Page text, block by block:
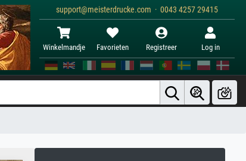
support@meisterdrucke.com · 0043 4257 29415
Winkelmandje Favorieten Registreer Log in